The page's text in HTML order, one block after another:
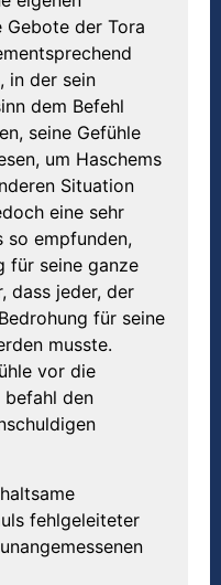
Gebote der Tora
in der sein
dem Befehl
seine Gefühle
um Haschems
Situation
eine sehr
so empfunden,
für seine ganze
dass jeder, der
für seine
musste.
vor die
befahl den
fehlgeleiteter